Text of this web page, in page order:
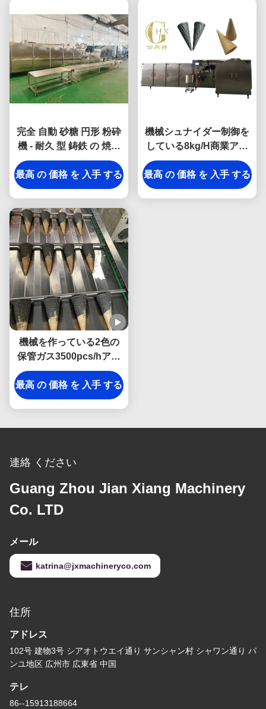
完全 自動 砂糖 円形 粉砕
機 - 耐久 型 鋳鉄 の 焼き
皿 を 用い て エネルギー
を 節約 する 設計
最高 の 価格 を 入手 する
機械シュナイダー制御を
している8kg/H商業アイ
スクリーム・コーン
最高 の 価格 を 入手 する
機械を作っている2色の
保管ガス3500pcs/hアイ
スクリーム・コーン
最高 の 価格 を 入手 する
連絡 ください
Guang Zhou Jian Xiang Machinery
Co. LTD
メール
katrina@jxmachineryco.com
住所
アドレス
102号 建物3号 シアオトウエイ通り サンシャン村 シャワン通り パ
ンユ地区 広州市 広東省 中国
テレ
86--15913188664